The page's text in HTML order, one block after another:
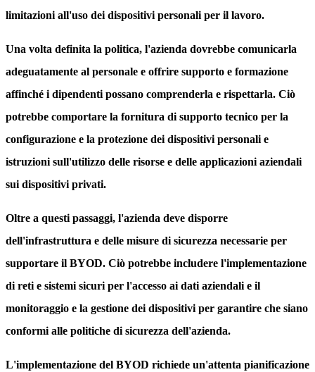
limitazioni all'uso dei dispositivi personali per il lavoro.
Una volta definita la politica, l'azienda dovrebbe comunicarla
adeguatamente al personale e offrire supporto e formazione
affinché i dipendenti possano comprenderla e rispettarla. Ciò
potrebbe comportare la fornitura di supporto tecnico per la
configurazione e la protezione dei dispositivi personali e
istruzioni sull'utilizzo delle risorse e delle applicazioni aziendali
sui dispositivi privati.
Oltre a questi passaggi, l'azienda deve disporre
dell'infrastruttura e delle misure di sicurezza necessarie per
supportare il BYOD. Ciò potrebbe includere l'implementazione
di reti e sistemi sicuri per l'accesso ai dati aziendali e il
monitoraggio e la gestione dei dispositivi per garantire che siano
conformi alle politiche di sicurezza dell'azienda.
L'implementazione del BYOD richiede un'attenta pianificazione